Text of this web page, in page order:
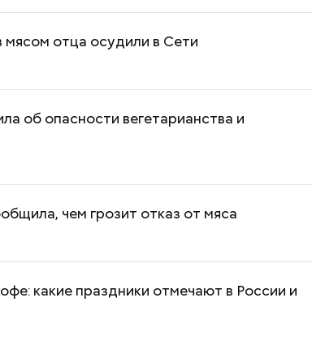
отца осудили в Сети
об опасности вегетарианства и
чем грозит отказ от мяса
какие праздники отмечают в России и
ли
интересных площадок для